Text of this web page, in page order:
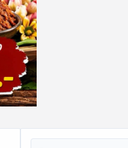
Search for: